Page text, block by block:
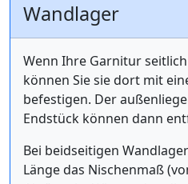
Wandlager
Wenn Ihre Garnitur
können Sie sie dort mit
befestigen. Der
Endstück können dann
Bei beidseitigen
Länge das Nischenmaß